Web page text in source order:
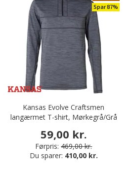
Spar 87%
Kansas Evolve Craftsmen
langærmet T-shirt, Mørkegrå/Grå
59,00 kr.
Førpris: 469,00 kr.
Du sparer: 410,00 kr.